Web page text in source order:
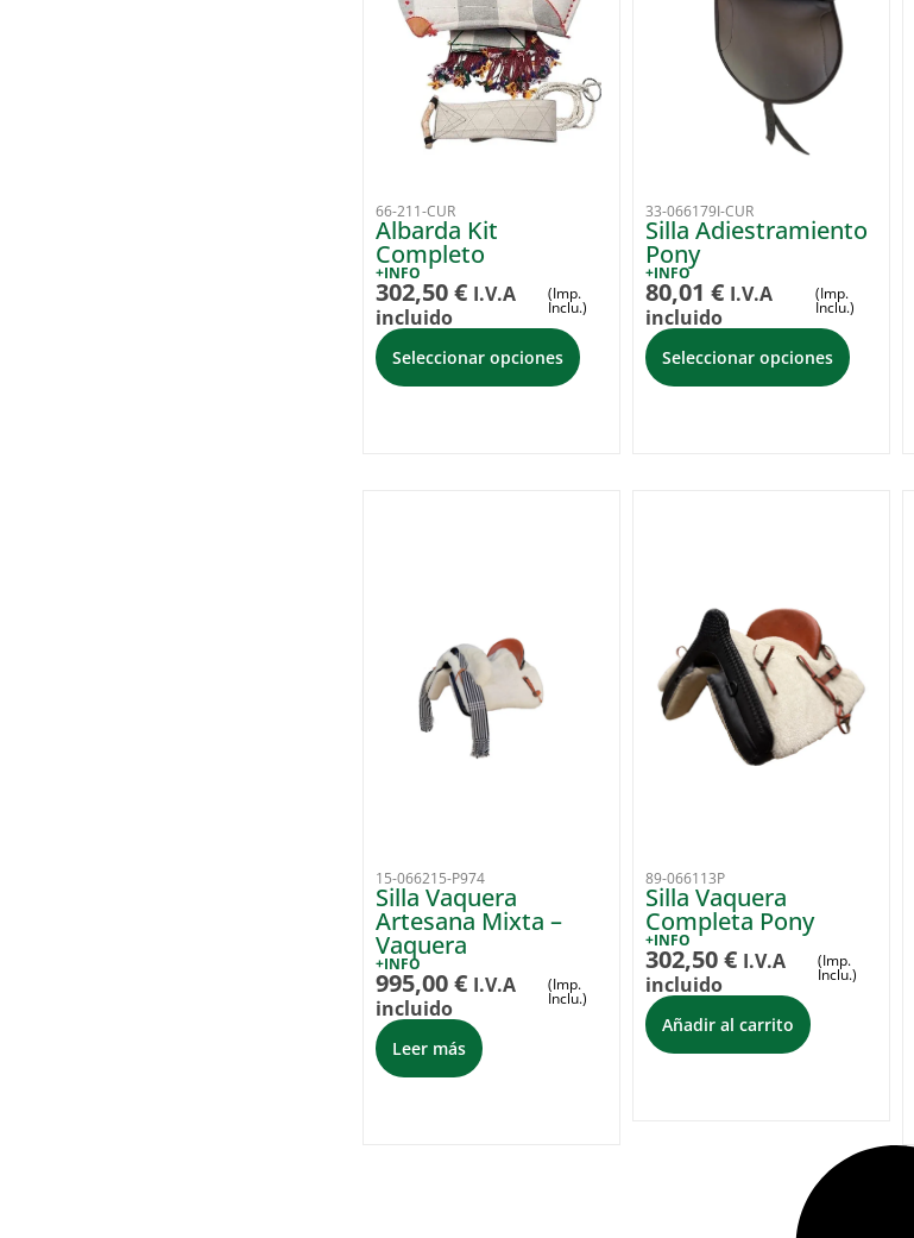
66-211-CUR
Albarda Kit
Completo
+INFO
302,50€ I.V.A
incluido
(Imp.
Inclu.)
Seleccionar opciones
33-066179I-CUR
Silla Adiestramiento
Pony
+INFO
80,01 € I.V.A
incluido
(Imp.
Inclu.)
Seleccionar opciones
15-066215-P974
Silla Vaquera
Artesana Mixta –
Vaquera
+INFO
995,00€ I.V.A
incluido
(Imp.
Inclu.)
Leer más
89-066113P
Silla Vaquera
Completa Pony
+INFO
302,50€ I.V.A
incluido
(Imp.
Inclu.)
Añadir al carrito